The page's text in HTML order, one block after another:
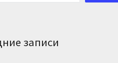
записи